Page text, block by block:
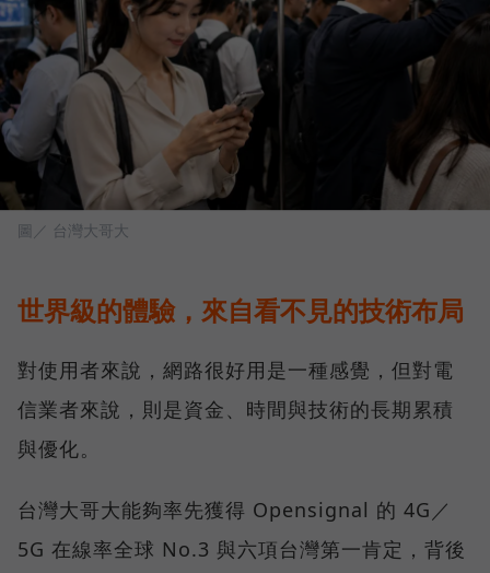
圖／ 台灣大哥大
世界級的體驗，來自看不見的技術布局
對使用者來說，網路很好用是一種感覺，但對電
信業者來說，則是資金、時間與技術的長期累積
與優化。
台灣大哥大能夠率先獲得 Opensignal 的 4G／
5G 在線率全球 No.3 與六項台灣第一肯定，背後